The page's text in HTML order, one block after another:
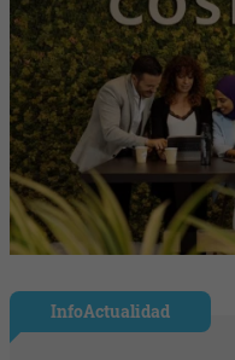
InfoActualidad